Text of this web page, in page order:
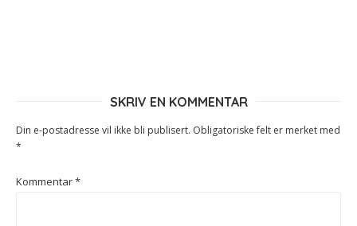
SKRIV EN KOMMENTAR
Din e-postadresse vil ikke bli publisert. Obligatoriske felt er merket med
*
Kommentar*